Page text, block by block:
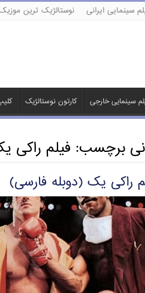
سینمایی ایرانی نوستالژیک ترین
سینمایی خارجی کارتون نوستالژیک
برچسب: فیلم راکی
راکی یک (دوبله فارسی)